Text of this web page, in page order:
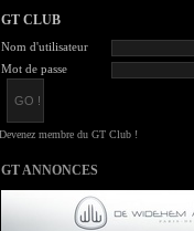
GT CLUB
Nom d'utilisateur
Mot de passe
GT ANNONCES